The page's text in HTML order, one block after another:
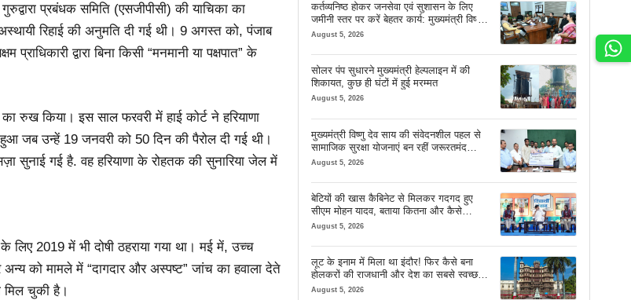
प्रबंधक समिति (एसजीपीसी) की याचिका का
रिहाई की अनुमति दी गई थी। 9 अगस्त को, पंजाब
द्वारा बिना किसी “मनमानी या पक्षपात” के
रुख किया। इस साल फरवरी में हाई कोर्ट ने हरियाणा
जब उन्हें 19 जनवरी को 50 दिन की पैरोल दी गई थी।
सुनाई गई है. वह हरियाणा के रोहतक की सुनारिया जेल में
2019 में भी दोषी ठहराया गया था। मई में, उच्च
को मामले में “दागदार और अस्पष्ट” जांच का हवाला देते
चुकी है।
कर्तव्यनिष्ठ होकर जनसेवा एवं सुशासन के लिए
जमीनी स्तर पर करें बेहतर कार्य: मुख्यमंत्री विष्णु
देव साय
August 5, 2026
सोलर पंप सुधारने मुख्यमंत्री हेल्पलाइन में की
शिकायत, कुछ ही घंटों में हुई मरम्मत
August 5, 2026
मुख्यमंत्री विष्णु देव साय की संवेदनशील पहल से
सामाजिक सुरक्षा योजनाएं बन रहीं जरूरतमंद
परिवारों का मजबूत सहारा
August 5, 2026
बेटियों की खास कैबिनेट से मिलकर गदगद हुए
सीएम मोहन यादव, बताया कितना और कैसे
इस्तेमाल करें AI
August 5, 2026
लूट के इनाम में मिला था इंदौर! फिर कैसे बना
होलकरों की राजधानी और देश का सबसे स्वच्छ
शहर? जानें पूरी कहानी
August 5, 2026